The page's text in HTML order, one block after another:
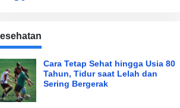
Cara Tetap Sehat hingga Usia 80
Tahun, Tidur saat Lelah dan
Sering Bergerak